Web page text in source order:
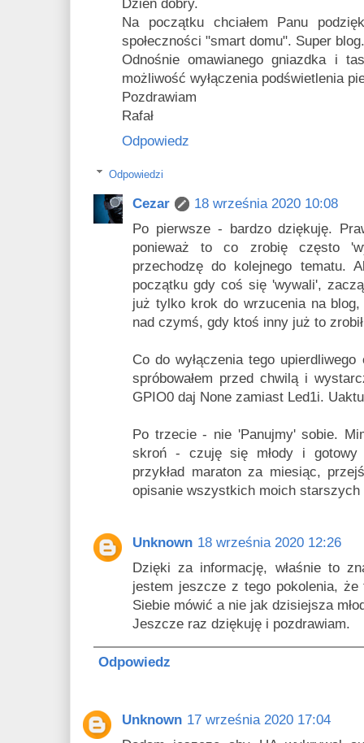
Dzień dobry.
Na początku chciałem Panu
społeczności "smart domu". Super blog.
Odnośnie omawianego gniazdka i
możliwość wyłączenia podświetlenia
Pozdrawiam
Rafał
Odpowiedz
Odpowiedzi
Cezar
18 września 2020 10:08
Po pierwsze - bardzo dziękuję.
ponieważ to co zrobię często
przechodzę do kolejnego tematu.
początku gdy coś się 'wywali',
już tylko krok do wrzucenia na
nad czymś, gdy ktoś inny już to
Co do wyłączenia tego
spróbowałem przed chwilą i
GPIO0 daj None zamiast Led1i.
Po trzecie - nie 'Panujmy' sobie.
skroń - czuję się młody i
przykład maraton za miesiąc,
opisanie wszystkich moich
Unknown 18 września 2020 12:26
Dzięki za informację, właśnie to
jestem jeszcze z tego pokolenia,
Siebie mówić a nie jak dzisiejsza
Jeszcze raz dziękuję i pozdrawiam.
Odpowiedz
Unknown 17 września 2020 17:04